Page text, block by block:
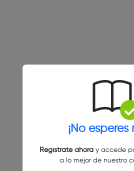
¡No esperes
Regístrate ahoray accede
a lo mejor de nuestro